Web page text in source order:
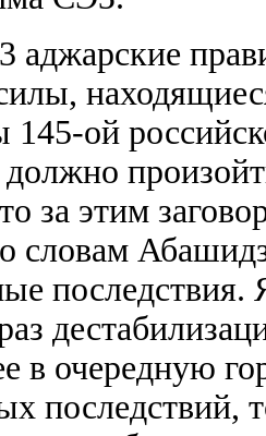
аджарские
145-ой
за этим
словам
в очередную
последствий,